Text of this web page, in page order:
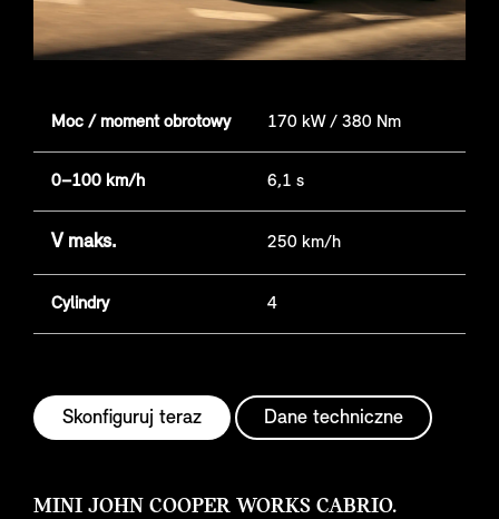
Moc / moment obrotowy 170 kW / 380 Nm
0–100 km/h 6,1 s
V maks. 250 km/h
Cylindry 4
Skonfiguruj teraz Dane techniczne
MINI JOHN COOPER WORKS CABRIO.